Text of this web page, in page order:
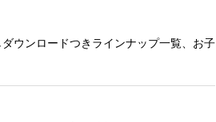
ウンロードつきラインナップ一覧、お子